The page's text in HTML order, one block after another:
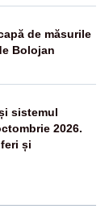
de măsurile
Bolojan
sistemul
2026.
și